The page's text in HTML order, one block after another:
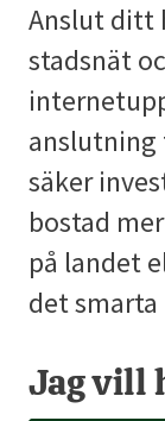
Anslut ditt
stadsnät
anslutning
säker
bostad
på landet
det
Jag vill